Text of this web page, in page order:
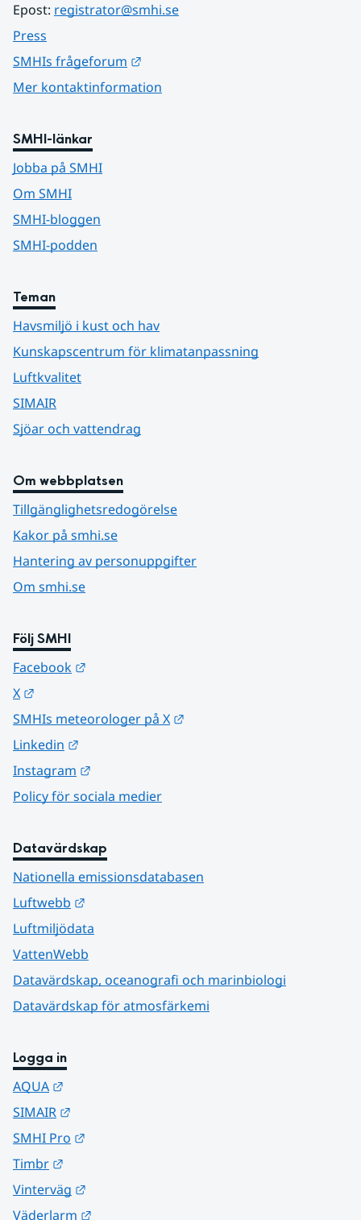
Epost: registrator@smhi.se
Press
SMHIs frågeforum
Mer kontaktinformation
SMHI-länkar
Jobba på SMHI
Om SMHI
SMHI-bloggen
SMHI-podden
Teman
Havsmiljö i kust och hav
Kunskapscentrum för klimatanpassning
Luftkvalitet
SIMAIR
Sjöar och vattendrag
Om webbplatsen
Tillgänglighetsredogörelse
Kakor på smhi.se
Hantering av personuppgifter
Om smhi.se
Följ SMHI
Facebook
X
SMHIs meteorologer på X
Linkedin
Instagram
Policy för sociala medier
Datavärdskap
Nationella emissionsdatabasen
Luftwebb
Luftmiljödata
VattenWebb
Datavärdskap, oceanografi och marinbiologi
Datavärdskap för atmosfärkemi
Logga in
AQUA
SIMAIR
SMHI Pro
Timbr
Vinterväg
Väderlarm